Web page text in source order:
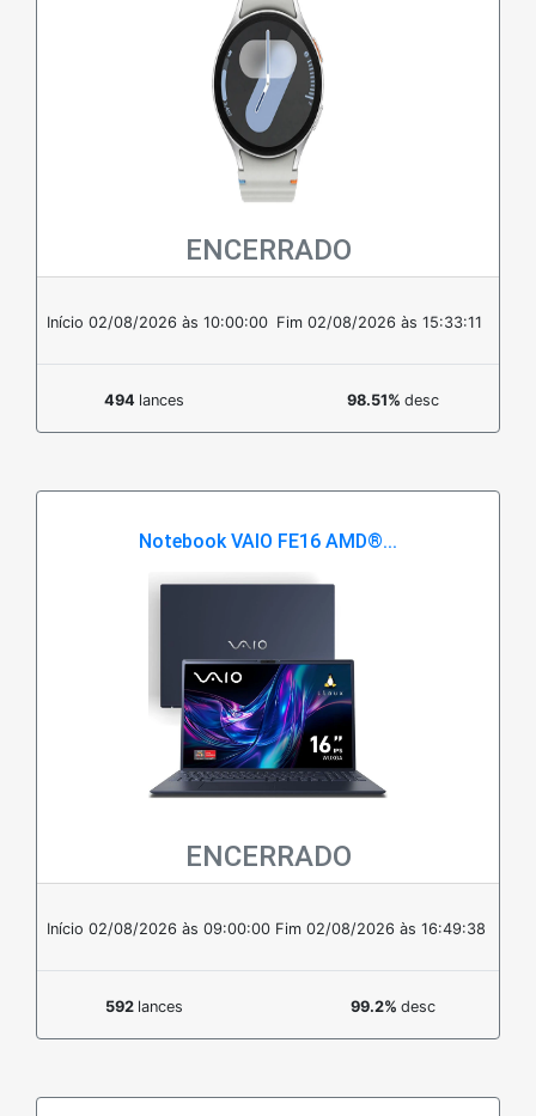
ENCERRADO
Início 02/08/2026 às 10:00:00 Fim 02/08/2026 às 15:33:11
494 lances 98.51% desc
Notebook VAIO FE16 AMD®...
ENCERRADO
Início 02/08/2026 às 09:00:00 Fim 02/08/2026 às 16:49:38
592 lances 99.2% desc